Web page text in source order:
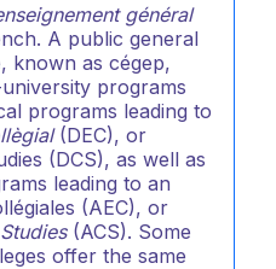
général
A public general
known as cégep,
programs
programs leading to
(DEC), or
(DCS), as well as
leading to an
(AEC), or
(ACS). Some
offer the same